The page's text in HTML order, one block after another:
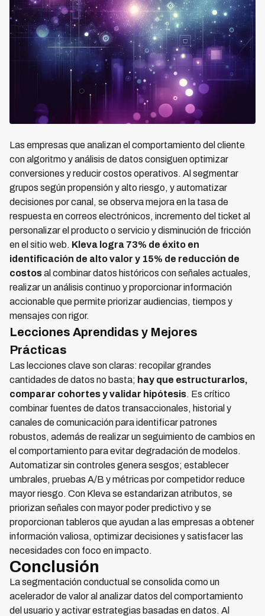
Las empresas que analizan el comportamiento del cliente
con algoritmo y análisis de datos consiguen optimizar
conversiones y reducir costos operativos. Al segmentar
grupos según propensión y alto riesgo, y automatizar
decisiones por canal, se observa mejora en la tasa de
respuesta en correos electrónicos, incremento del ticket al
personalizar el producto o servicio y disminución de fricción
en el sitio web. Kleva logra 73% de éxito en
identificación de alto valor y 15% de reducción de
costosal combinar datos históricos con señales actuales,
realizar un análisis continuo y proporcionar información
accionable que permite priorizar audiencias, tiempos y
mensajes con rigor.
Lecciones Aprendidas y Mejores
Prácticas
Las lecciones clave son claras: recopilar grandes
cantidades de datos no basta; hay que estructurarlos,
comparar cohortes y validar hipótesis. Es crítico
combinar fuentes de datos transaccionales, historial y
canales de comunicación para identificar patrones
robustos, además de realizar un seguimiento de cambios en
el comportamiento para evitar degradación de modelos.
Automatizar sin controles genera sesgos; establecer
umbrales, pruebas A/B y métricas por competidor reduce
mayor riesgo. Con Kleva se estandarizan atributos, se
priorizan señales con mayor poder predictivo y se
proporcionan tableros que ayudan a las empresas a obtener
información valiosa, optimizar decisiones y satisfacer las
necesidades con foco en impacto.
Conclusión
La segmentación conductual se consolida como un
acelerador de valor al analizar datos del comportamiento
del usuario y activar estrategias basadas en datos. Al